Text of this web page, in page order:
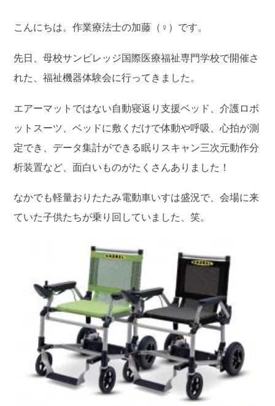
こんにちは。作業療法士の加藤（♀）です。
先日、母校サンビレッジ国際医療福祉専門学校で開催さ
れた、福祉機器体験会に行ってきました。
エアーマットではない自動寝返り支援ベッド、介護ロボ
ットスーツ、ベッドに敷くだけで体動や呼吸、心拍が測
定でき、データ集計ができる眠りスキャン三次元動作分
析装置など、面白いものがたくさんありました！
なかでも軽量おりたたみ電動車いすは盛況で、会場に来
ていた子供たちが乗り回していました、笑。